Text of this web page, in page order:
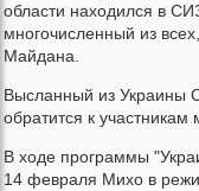
области находился в
многочисленный из
Майдана.
Высланный из Украины
обратится к
В ходе программы
14 февраля Михо в